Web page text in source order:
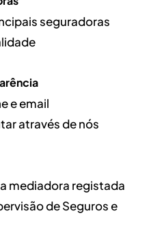
seguradoras
e email
através de nós
mediadora registada
de Seguros e